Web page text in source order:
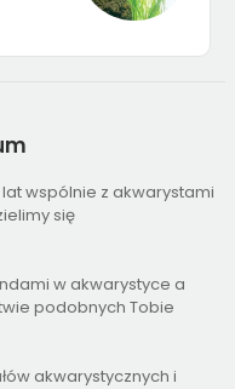
lat wspólnie z akwarystami
się
w akwarystyce a
podobnych Tobie
akwarystycznych i